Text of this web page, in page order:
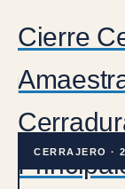
Cierre
CERRAJERO ·